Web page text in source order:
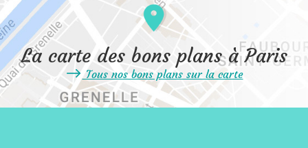
La carte des bons plans à Paris
Tous nos bons plans sur la carte